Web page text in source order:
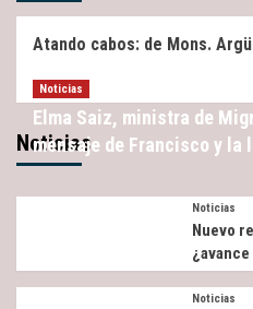
Atando cabos: de Mons.
Noticias
Noticias
Elma Saiz, ministra de
mensaje de Francisco y la
Noticias
Nuevo
Noticias